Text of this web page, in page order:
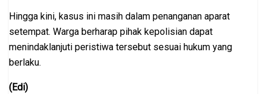
Hingga kini, kasus ini masih dalam penanganan aparat
setempat. Warga berharap pihak kepolisian dapat
menindaklanjuti peristiwa tersebut sesuai hukum yang
berlaku.
(Edi)